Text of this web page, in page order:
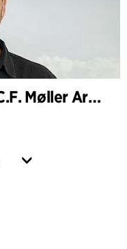
Ny avdelningschef hos C.F. Møller Architects i Köpenhamn